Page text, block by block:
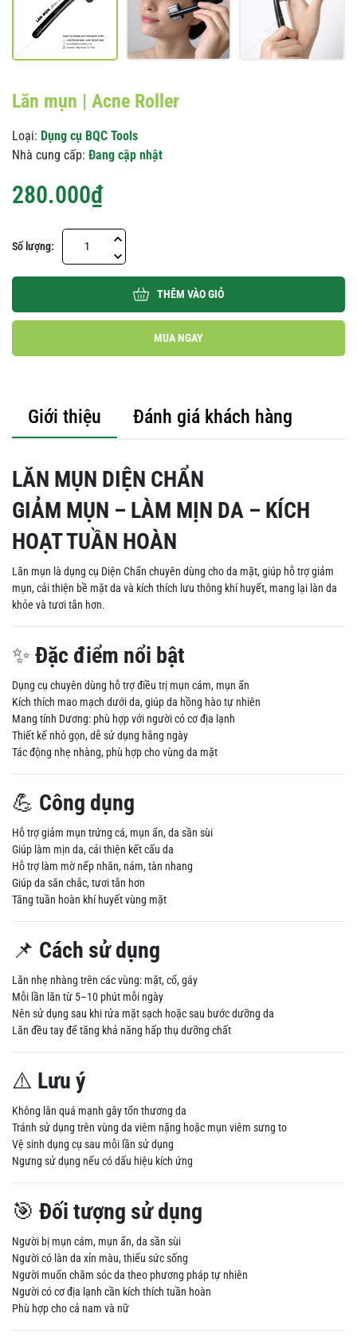
Lăn mụn | Acne Roller
Loại: Dụng cụ BQC Tools
Nhà cung cấp: Đang cập nhật
280.000₫
Số lượng:
THÊM VÀO GIỎ
MUA NGAY
Giới thiệu Đánh giá khách hàng
LĂN MỤN DIỆN CHẨN
GIẢM MỤN – LÀM MỊN DA – KÍCH
HOẠT TUẦN HOÀN
Lăn mụn là dụng cụ Diện Chẩn chuyên dùng cho da mặt, giúp hỗ trợ giảm
mụn, cải thiện bề mặt da và kích thích lưu thông khí huyết, mang lại làn da
khỏe và tươi tắn hơn.
✨ Đặc điểm nổi bật
Dụng cụ chuyên dùng hỗ trợ điều trị mụn cám, mụn ẩn
Kích thích mao mạch dưới da, giúp da hồng hào tự nhiên
Mang tính Dương: phù hợp với người có cơ địa lạnh
Thiết kế nhỏ gọn, dễ sử dụng hằng ngày
Tác động nhẹ nhàng, phù hợp cho vùng da mặt
💪 Công dụng
Hỗ trợ giảm mụn trứng cá, mụn ẩn, da sần sùi
Giúp làm mịn da, cải thiện kết cấu da
Hỗ trợ làm mờ nếp nhăn, nám, tàn nhang
Giúp da săn chắc, tươi tắn hơn
Tăng tuần hoàn khí huyết vùng mặt
📌 Cách sử dụng
Lăn nhẹ nhàng trên các vùng: mặt, cổ, gáy
Mỗi lần lăn từ 5–10 phút mỗi ngày
Nên sử dụng sau khi rửa mặt sạch hoặc sau bước dưỡng da
Lăn đều tay để tăng khả năng hấp thụ dưỡng chất
⚠️ Lưu ý
Không lăn quá mạnh gây tổn thương da
Tránh sử dụng trên vùng da viêm nặng hoặc mụn viêm sưng to
Vệ sinh dụng cụ sau mỗi lần sử dụng
Ngưng sử dụng nếu có dấu hiệu kích ứng
🎯 Đối tượng sử dụng
Người bị mụn cám, mụn ẩn, da sần sùi
Người có làn da xỉn màu, thiếu sức sống
Người muốn chăm sóc da theo phương pháp tự nhiên
Người có cơ địa lạnh cần kích thích tuần hoàn
Phù hợp cho cả nam và nữ